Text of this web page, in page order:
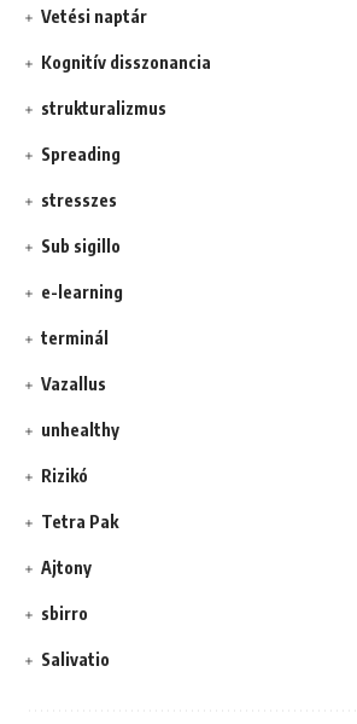
Vetési naptár
Kognitív disszonancia
strukturalizmus
Spreading
stresszes
Sub sigillo
e-learning
terminál
Vazallus
unhealthy
Rizikó
Tetra Pak
Ajtony
sbirro
Salivatio